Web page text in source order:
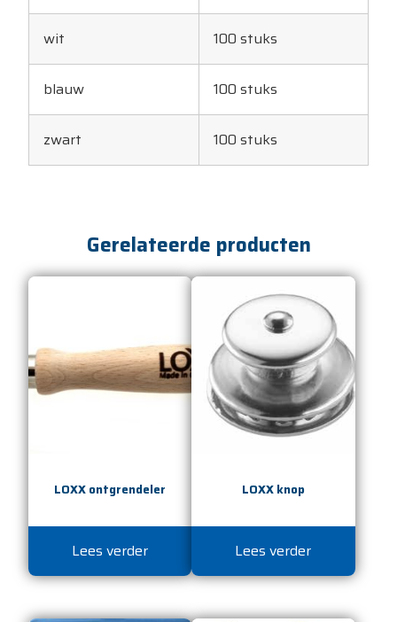
wit 100 stuks
blauw 100 stuks
zwart 100 stuks
Gerelateerde producten
LOXX ontgrendeler
Lees verder
LOXX knop
Lees verder